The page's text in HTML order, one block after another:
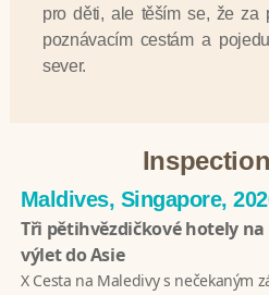
pro děti, ale těším se, že za
poznávacím cestám a
sever.
Maldives, Singapore,
Tři pětihvězdičkové hotely
výlet do Asie
X Cesta na Maledivy s nečekaným